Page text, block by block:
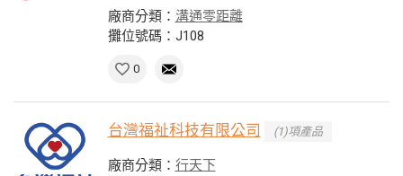
廠商分類： 溝通零距離
攤位號碼：J108
0
台灣福祉科技有限公司 (1)項產品
廠商分類： 行天下